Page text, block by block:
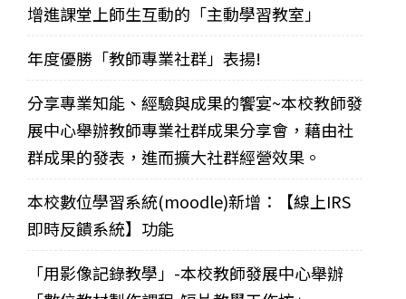
增進課堂上師生互動的「主動學習教室」
年度優勝「教師專業社群」表揚!
分享專業知能、經驗與成果的饗宴~本校教師發
展中心舉辦教師專業社群成果分享會，藉由社
群成果的發表，進而擴大社群經營效果。
本校數位學習系統(moodle)新增：【線上IRS
即時反饋系統】功能
「用影像記錄教學」-本校教師發展中心舉辦